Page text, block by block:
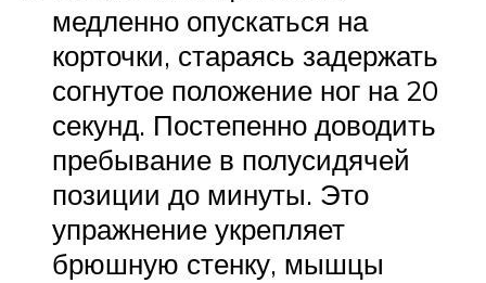
медленно опускаться на
корточки, стараясь задержать
согнутое положение ног на 20
секунд. Постепенно доводить
пребывание в полусидячей
позиции до минуты. Это
упражнение укрепляет
брюшную стенку, мышцы